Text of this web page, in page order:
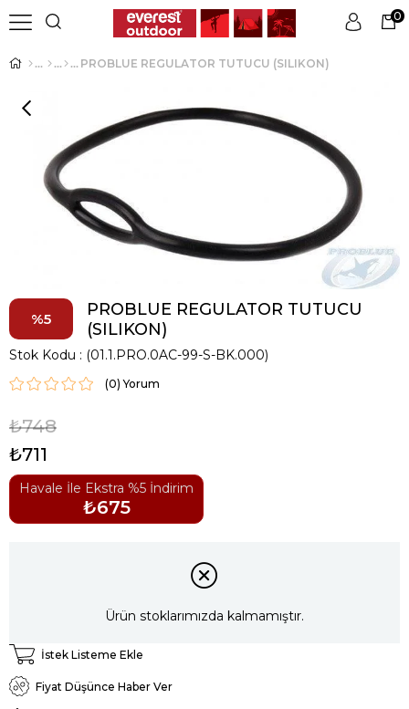
Üye Girişi Üye Ol
0
PROBLUE REGULATOR TUTUCU (SILIKON)
5
PROBLUE REGULATOR TUTUCU
(SILIKON)
Stok Kodu (01.1.PRO.0AC-99-S-BK.000)
(0)
₺748
₺711
Havale İle Ekstra %5 İndirim
₺675
Ürün stoklarımızda kalmamıştır.
İstek Listeme Ekle
Fiyat Düşünce Haber Ver